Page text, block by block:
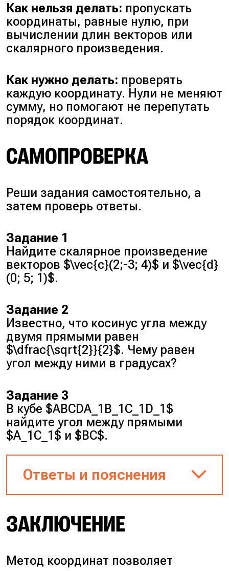
Как нельзя делать: пропускать
координаты, равные нулю, при
вычислении длин векторов или
скалярного произведения.
Как нужно делать: проверять
каждую координату. Нули не меняют
сумму, но помогают не перепутать
порядок координат.
САМОПРОВЕРКА
Реши задания самостоятельно, а
затем проверь ответы.
Задание 1
Найдите скалярное произведение
векторов $\vec{c}(2;-3; 4)$ и $\vec{d}
(0; 5; 1)$.
Задание 2
Известно, что косинус угла между
двумя прямыми равен
$\dfrac{\sqrt{2}}{2}$. Чему равен
угол между ними в градусах?
Задание 3
В кубе $ABCDA_1B_1C_1D_1$
найдите угол между прямыми
$A_1C_1$ и $BC$.
Ответы и пояснения
$2 \cdot 0 + (-3) \cdot 5 + 4 \cdot 1
= 0-15+4=-11.$
Ответ:$-11$.
ЗАКЛЮЧЕНИЕ
Метод координат позволяет